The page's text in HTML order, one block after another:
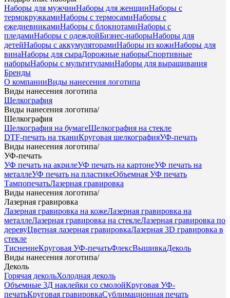
Наборы для мужчинНаборы для женщинНаборы с
термокружкамиНаборы с термосамиНаборы с
ежедневникамиНаборы с блокнотамиНаборы с
пледамиНаборы с одеждойБизнес-наборыНаборы для
детейНаборы с аккумуляторамиНаборы из кожиНаборы для
винаНаборы для сыраДорожные наборыСпортивные
наборыНаборы с мультитуламиНаборы для выращивания
Бренды
О компанииВиды нанесения логотипа
Виды нанесения логотипа
Шелкография
Виды нанесения логотипа/
Шелкография
Шелкография на бумагеШелкография на стекле
DTF-печать на тканиКруговая шелкографияУФ-печать
Виды нанесения логотипа/
УФ-печать
УФ печать на акрилеУФ печать на картонеУФ печать на
металлеУФ печать на пластикеОбъемная УФ печать
ТампопечатьЛазерная гравировка
Виды нанесения логотипа/
Лазерная гравировка
Лазерная гравировка на кожеЛазерная гравировка на
металлеЛазерная гравировка на стеклеЛазерная гравировка по
деревуЦветная лазерная гравировкаЛазерная 3D гравировка в
стекле
ТиснениеКруговая УФ-печатьФлексВышивкаДеколь
Виды нанесения логотипа/
Деколь
Горячая декольХолодная деколь
Объемные 3Д наклейки со смолойКруговая УФ-
печатьКруговая гравировкаСублимационная печать